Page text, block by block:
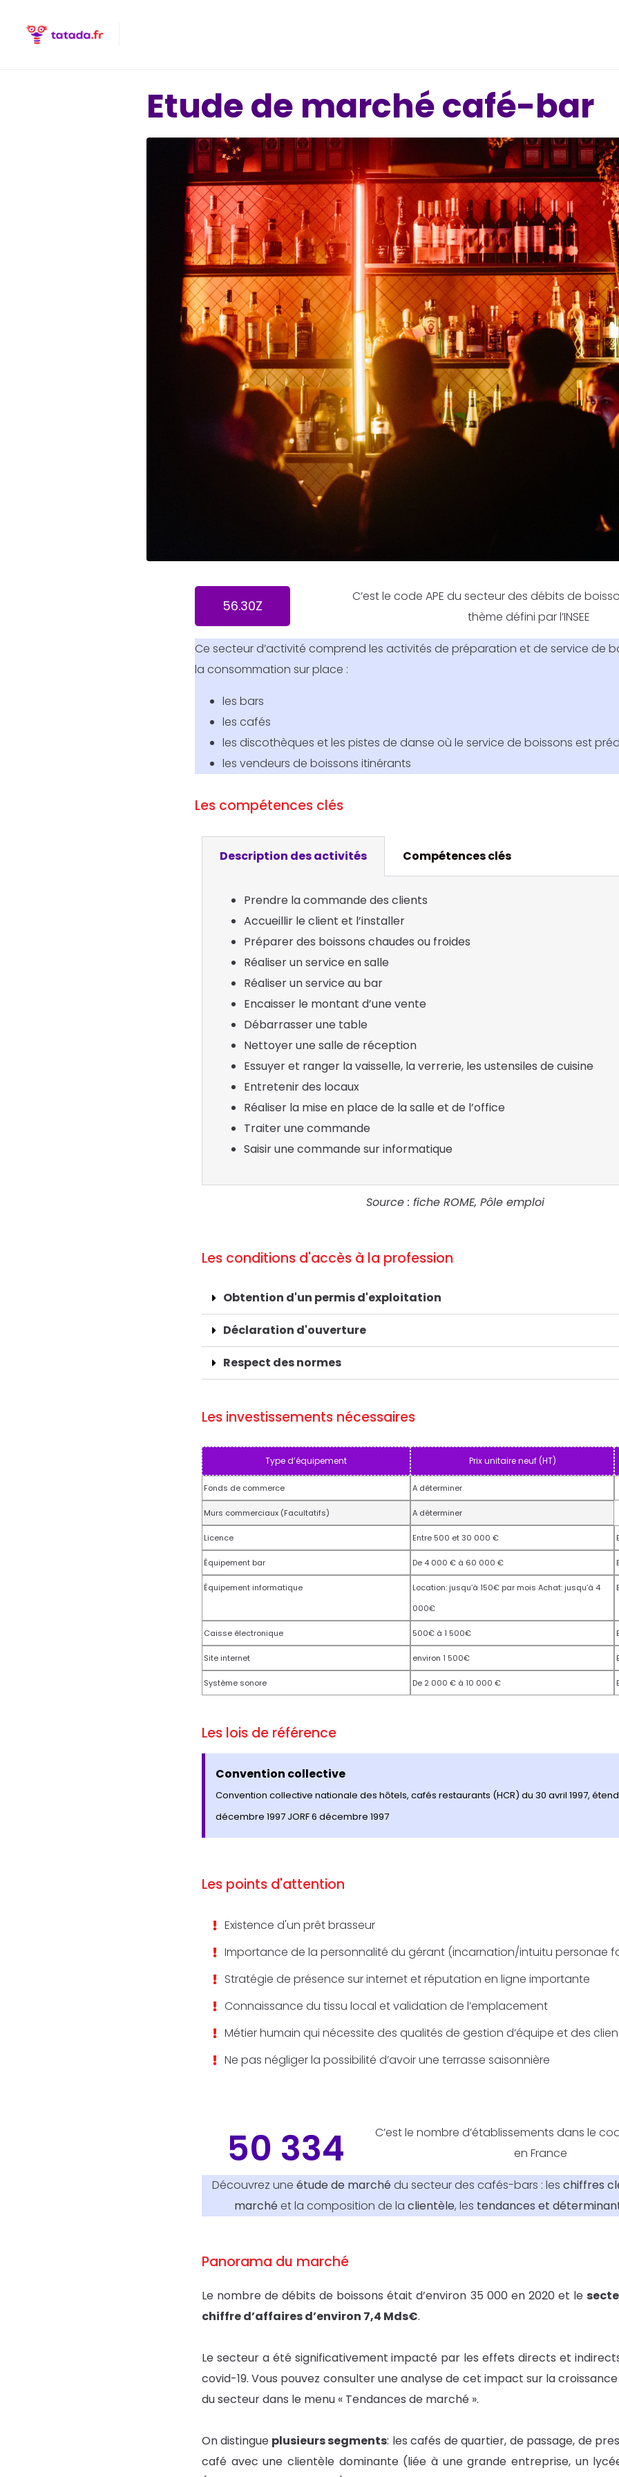
Etude de marché café-bar
56.30Z
C’est le code APE du secteur des débits de
thème défini par l’INSEE
Ce secteur d’activité comprend les activités de préparation et de service de
la consommation sur place :
les bars
les cafés
les discothèques et les pistes de danse où le service de boissons est
les vendeurs de boissons itinérants
Les compétences clés
Description des activités Compétences clés
Prendre la commande des clients
Accueillir le client et l’installer
Préparer des boissons chaudes ou froides
Réaliser un service en salle
Réaliser un service au bar
Encaisser le montant d’une vente
Débarrasser une table
Nettoyer une salle de réception
Essuyer et ranger la vaisselle, la verrerie, les ustensiles de cuisine
Entretenir des locaux
Réaliser la mise en place de la salle et de l’office
Traiter une commande
Saisir une commande sur informatique
Source : fiche ROME, Pôle emploi
Les conditions d'accès à la profession
Obtention d'un permis d'exploitation
Déclaration d'ouverture
Respect des normes
Les investissements nécessaires
Type d’équipement Prix unitaire neuf (HT)
Fonds de commerce A déterminer
Murs commerciaux (Facultatifs) A déterminer
Licence Entre 500 et 30 000 €
Équipement bar De 4 000 € à 60 000 €
Équipement informatique
Location: jusqu’à 150€ par mois Achat: jusqu’à 4
000€
Caisse électronique 500€ à 1 500€
Site internet environ 1 500€
Système sonore De 2 000 € à 10 000 €
Les lois de référence
Convention collective
Convention collective nationale des hôtels, cafés restaurants (HCR) du 30 avril 1997,
décembre 1997 JORF 6 décembre 1997
Les points d'attention
Existence d'un prêt brasseur
Importance de la personnalité du gérant (incarnation/intuitu personae
Stratégie de présence sur internet et réputation en ligne importante
Connaissance du tissu local et validation de l’emplacement
Métier humain qui nécessite des qualités de gestion d’équipe et des
Ne pas négliger la possibilité d’avoir une terrasse saisonnière
50 334
C’est le nombre d’établissements dans le
en France
Découvrez uneétude de marché du secteur des cafés-bars : leschiffres
marché et la composition de laclientèle, les tendances et
Panorama du marché
Le nombre de débits de boissons était d’environ 35 000 en 2020 et le
chiffre d’affaires d’environ 7,4 Mds€.
Le secteur a été significativement impacté par les effets directs et
covid-19. Vous pouvez consulter une analyse de cet impact sur la
du secteur dans le menu « Tendances de marché ».
On distingue plusieurs segments: les cafés de quartier, de passage, de
café avec une clientèle dominante (liée à une grande entreprise, un